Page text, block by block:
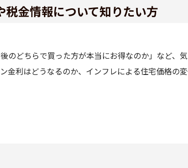
金情報について知りたい方
のどちらで買った方が本当にお得なのか」など、
金利はどうなるのか、インフレによる住宅価格の